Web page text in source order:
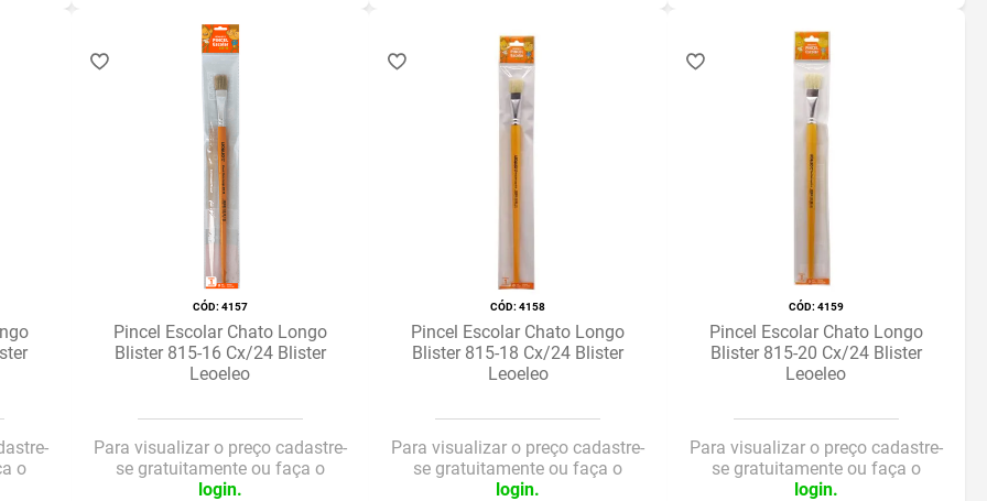
o
:4157
Pincel Escolar Chato Longo
Blister 815-16 Cx/24 Blister
Leoeleo
Para visualizar o preço cadastre-
se gratuitamente ou faça o
login.
:4158
Pincel Escolar Chato Longo
Blister 815-18 Cx/24 Blister
Leoeleo
Para visualizar o preço cadastre-
se gratuitamente ou faça o
login.
:4159
Pincel Escolar Chato Longo
Blister 815-20 Cx/24 Blister
Leoeleo
Para visualizar o preço cadastre-
se gratuitamente ou faça o
login.